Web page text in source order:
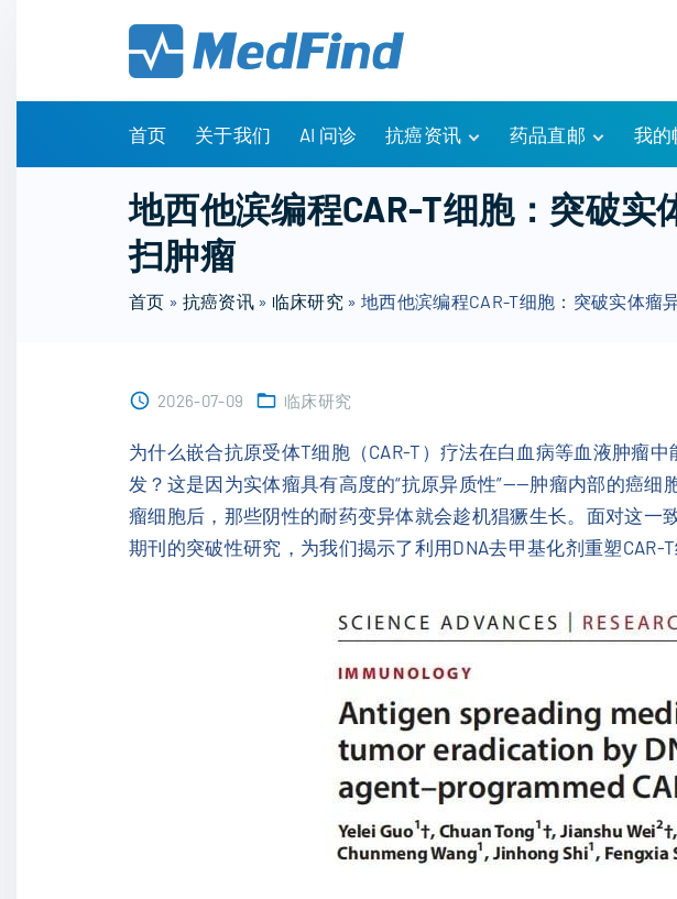
首页 关于我们 AI 问诊 抗癌资讯
有问有答
诊疗指南
医改政策
药品直邮
购物车
订单追踪
常见问题
我的
账
我
地西他滨编程CAR-T细胞：突破
扫肿瘤
首页 » 抗癌资讯» 临床研究 »地西他滨编程CAR-T细胞：突破实体瘤
2026-07-09 临床研究
为什么嵌合抗原受体T细胞（CAR-T）疗法在白血病等血液肿瘤
发？这是因为实体瘤具有高度的“抗原异质性”——肿瘤内部的癌
瘤细胞后，那些阴性的耐药变异体就会趁机猖獗生长。面对这
期刊的突破性研究，为我们揭示了利用DNA去甲基化剂重塑